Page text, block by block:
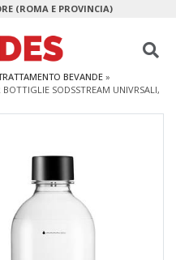
(ROMA E PROVINCIA)
BEVANDE»
SODSSTREAM UNIVRSALI,